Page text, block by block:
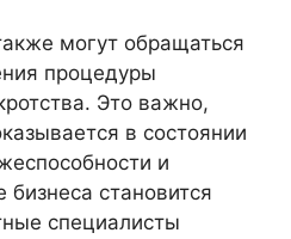
могут обращаться
процедуры
Это важно,
в состоянии
и
становится
специалисты